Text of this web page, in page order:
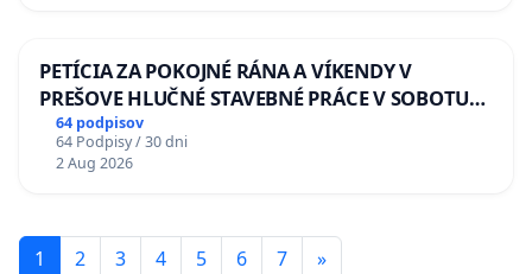
PETÍCIA ZA POKOJNÉ RÁNA A VÍKENDY V
PREŠOVE HLUČNÉ STAVEBNÉ PRÁCE V SOBOTU
LEN OD 9.00 DO 13.00 HOD., CEZ PRACOVNÝ
TÝŽDEŇ CIEĽ 8.00 – 18.00 HOD. A PRAVIDELNÁ
KONTROLA STAVBY C-AREA NA
64 podpisov
64 Podpisy / 30 dni
2 Aug 2026
1 2 3 4 5 6 7 »